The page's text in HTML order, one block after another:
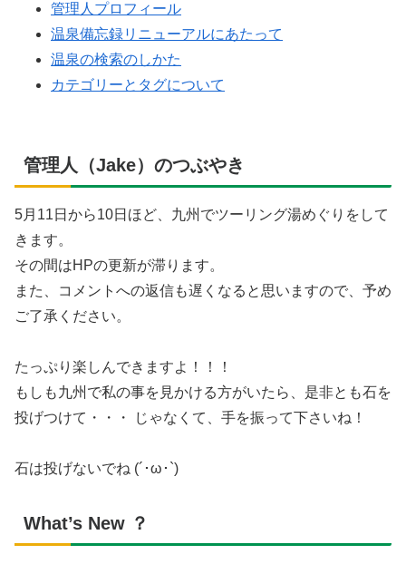
管理人プロフィール
温泉備忘録リニューアルにあたって
温泉の検索のしかた
カテゴリーとタグについて
管理人（Jake）のつぶやき
5月11日から10日ほど、九州でツーリング湯めぐりをして
きます。
その間はHPの更新が滞ります。
また、コメントへの返信も遅くなると思いますので、予め
ご了承ください。
たっぷり楽しんできますよ！！！
もしも九州で私の事を見かける方がいたら、是非とも石を
投げつけて・・・ じゃなくて、手を振って下さいね！
石は投げないでね (´･ω･`)
What’s New ？